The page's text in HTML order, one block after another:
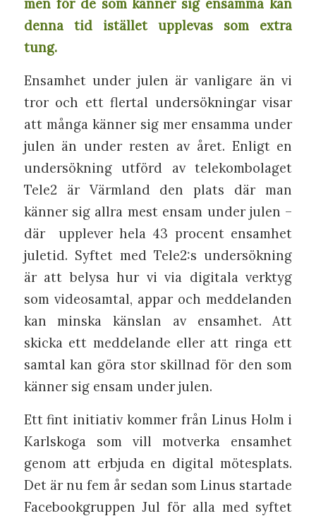
men för de som känner sig ensamma kan
denna tid istället upplevas som extra
tung.
Ensamhet under julen är vanligare än vi
tror och ett flertal undersökningar visar
att många känner sig mer ensamma under
julen än under resten av året. Enligt en
undersökning utförd av telekombolaget
Tele2 är Värmland den plats där man
känner sig allra mest ensam under julen –
där
upplever hela 43 procent ensamhet
juletid. Syftet med Tele2:s undersökning
är att belysa hur vi via digitala verktyg
som videosamtal, appar och meddelanden
kan minska känslan av ensamhet. Att
skicka ett meddelande eller att ringa ett
samtal kan göra stor skillnad för den som
känner sig ensam under julen.
Ett fint initiativ kommer från Linus Holm i
Karlskoga som vill motverka ensamhet
genom att erbjuda en digital mötesplats.
Det är nu fem år sedan som Linus startade
Facebookgruppen Jul för alla med syftet